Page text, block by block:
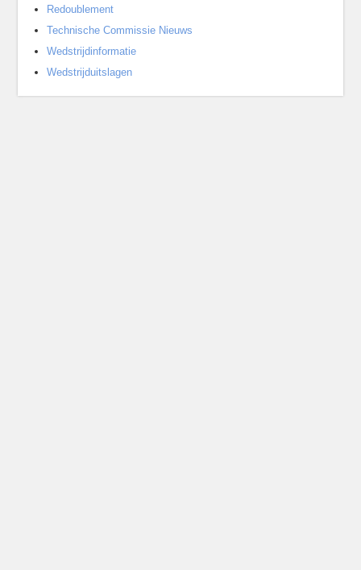
Redoublement
Technische Commissie Nieuws
Wedstrijdinformatie
Wedstrijduitslagen